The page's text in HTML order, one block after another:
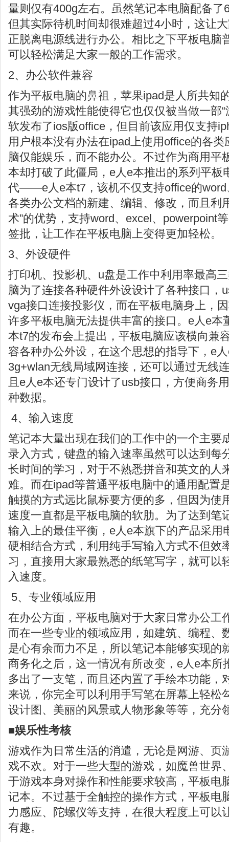
量则仅有400g左右。虽然笔记本电脑配备
但其实际待机时间却很难超过4小时，这让
正脱离电源线进行办公。相比之下平板电脑
可以轻松满足大家一般的工作需求。
2、办公软件兼容
作为平板电脑的鼻祖，苹果ipad是人所共知
其强劲的游戏性能使得它也仅仅被当做一部
软发布了ios版office，但目前该应用仅支持
用户根本没有办法在ipad上使用office的各
脑仅能娱乐，而不能办公。不过作为商用平
本却打破了此僵局，e人e本推出的系列平板
代——e人e本t7，该机不仅支持office的word
各类办公文档的新建、编辑、修改，而且利
术”的优势，支持word、excel、powerpoint
签批，让工作在平板电脑上变得更加轻松。
3、外设硬件
打印机、投影机、u盘是工作中利用率最高
脑为了连接各种硬件外设设计了各种接口，
vga接口连接投影仪，而在平板电脑身上，
许多平板电脑无法提供丰富的接口。e人e本
本t7的发布会上提出，平板电脑应该横向兼
容各种办公外设，在这个思想的指导下，e
3g+wlan无线局域网连接，还可以通过无线
且e人e本还专门设计了usb接口，方便商务
种数据。
4、输入速度
笔记本大量出现在我们的工作中的一个主要
录入方式，键盘的输入速率虽然可以达到每
长时间的学习，对于不熟悉拼音和英文的人
难。而在ipad等普通平板电脑中的通用配置
触摸的方式远比鼠标要方便的多，但因为使
速度一直都是平板电脑的软肋。为了达到笔
输入上的最佳平衡，e人e本旗下的产品采用
硬相结合方式，利用纯手写输入方式不但效
习，直接用大家最熟悉的纸笔写字，就可以
入速度。
5、专业领域应用
在办公方面，平板电脑对于大家日常办公工
而在一些专业的领域应用，如建筑、编程、
是心有余而力不足，所以笔记本能够实现的
商务化之后，这一情况有所改变，e人e本所
多出了一支笔，而且还内置了手绘本功能，
来说，你完全可以利用手写笔在屏幕上轻松
设计图、美丽的风景或人物形象等等，充分
■娱乐性考核
游戏作为日常生活的消遣，无论是网游、页
戏不欢。对于一些大型的游戏，如魔兽世界
于游戏本身对操作和性能要求较高，平板电
记本。不过基于全触控的操作方式，平板电
力感应、陀螺仪等支持，在很大程度上可以
有趣。